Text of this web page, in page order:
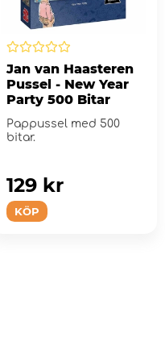
Jan van Haasteren
Pussel - New Year
Party 500 Bitar
Pappussel med 500
bitar.
KÖP
129 kr